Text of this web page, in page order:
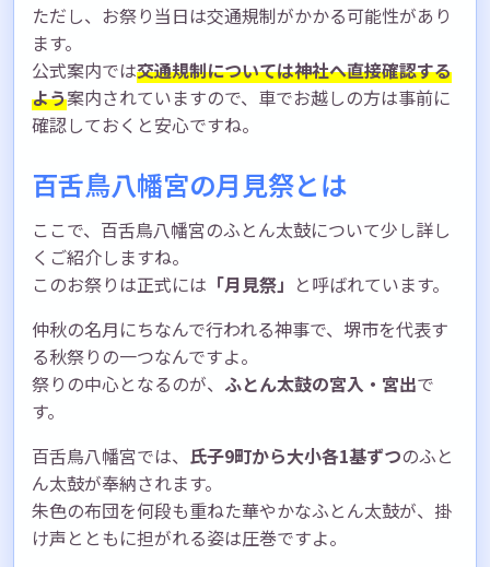
ただし、お祭り当日は交通規制がかかる可能性があり
ます。
公式案内では交通規制については神社へ直接確認する
よう案内されていますので、車でお越しの方は事前に
確認しておくと安心ですね。
百舌鳥八幡宮の月見祭とは
ここで、百舌鳥八幡宮のふとん太鼓について少し詳し
くご紹介しますね。
このお祭りは正式には 「月見祭」 と呼ばれています。
仲秋の名月にちなんで行われる神事で、堺市を代表す
る秋祭りの一つなんですよ。
祭りの中心となるのが、 ふとん太鼓の宮入・宮出で
す。
百舌鳥八幡宮では、 氏子9町から大小各1基ずつのふと
ん太鼓が奉納されます。
朱色の布団を何段も重ねた華やかなふとん太鼓が、掛
け声とともに担がれる姿は圧巻ですよ。